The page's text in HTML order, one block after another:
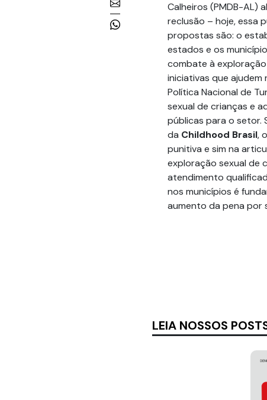
Calheiros (PMDB-AL)
reclusão – hoje, essa
propostas são: o
estados e os
combate à
iniciativas que
Política Nacional de
sexual de crianças e
públicas para o setor.
da Childhood Brasil,
punitiva e sim na
exploração sexual de
atendimento
nos municípios é
aumento da pena por
LEIA NOSSOS